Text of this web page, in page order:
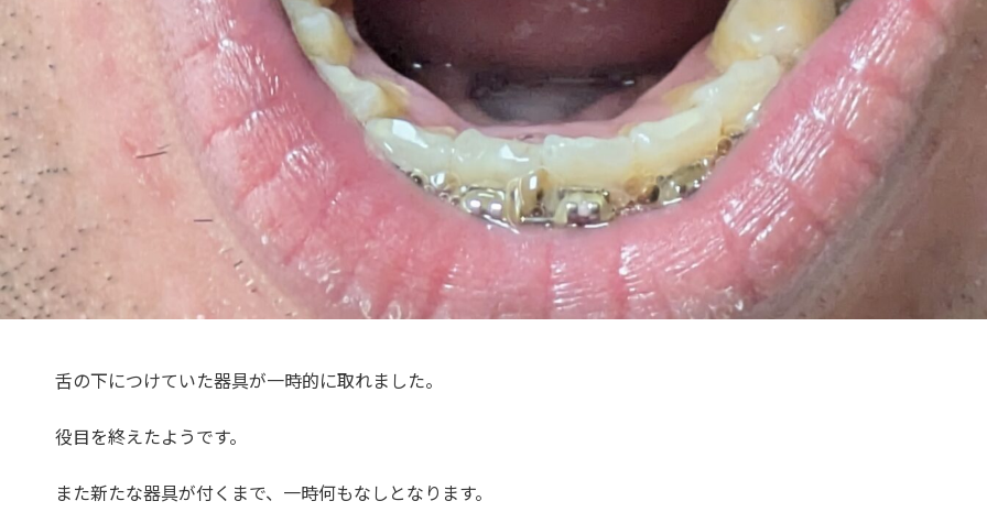
舌の下につけていた器具が一時的に取れました。
役目を終えたようです。
また新たな器具が付くまで、一時何もなしとなります。